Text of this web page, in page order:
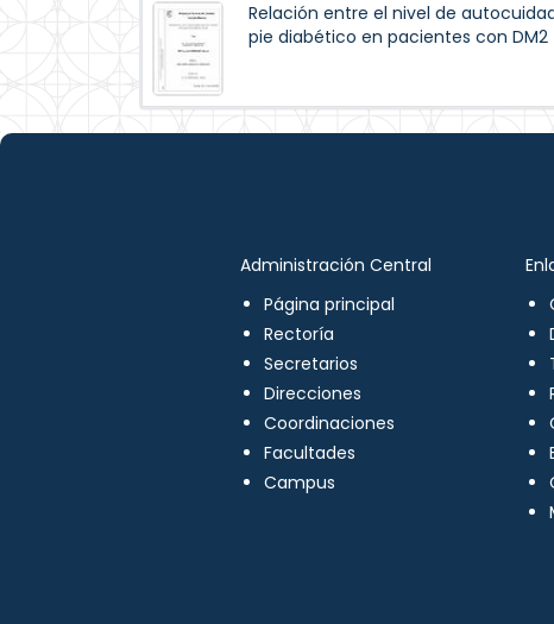
Relación entre el nivel de
pie diabético en pacientes con DM2
Administración Central
Página principal
Rectoría
Secretarios
Direcciones
Coordinaciones
Facultades
Campus